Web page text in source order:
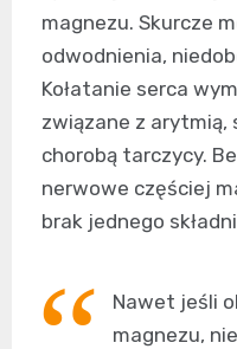
magnezu. Skurcze
odwodnienia,
Kołatanie serca
związane z arytmią,
chorobą tarczycy.
nerwowe częściej
brak jednego
Nawet jeśli
magnezu,